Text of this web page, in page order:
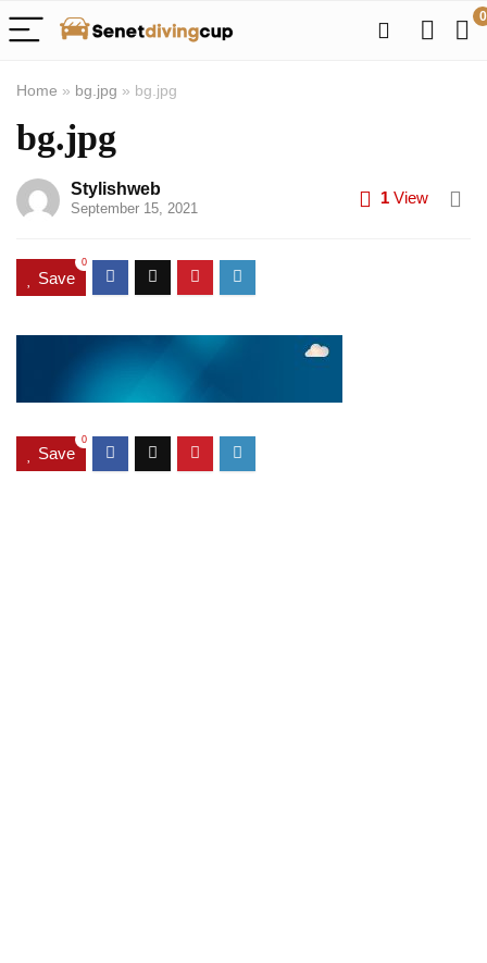
0
Home » bg.jpg » bg.jpg
bg.jpg
Stylishweb
September 15, 2021
1 View
Save
0
Save
0